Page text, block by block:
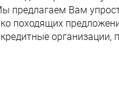
предлагаем Вам
походящих
организации,